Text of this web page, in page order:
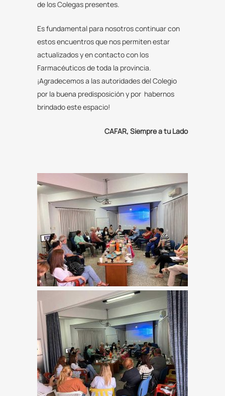
de los Colegas presentes.
Es fundamental para nosotros continuar con
estos encuentros que nos permiten estar
actualizados y en contacto con los
Farmacéuticos de toda la provincia.
¡Agradecemos a las autoridades del Colegio
por la buena predisposición y por habernos
brindado este espacio!
CAFAR, Siempre a tu Lado